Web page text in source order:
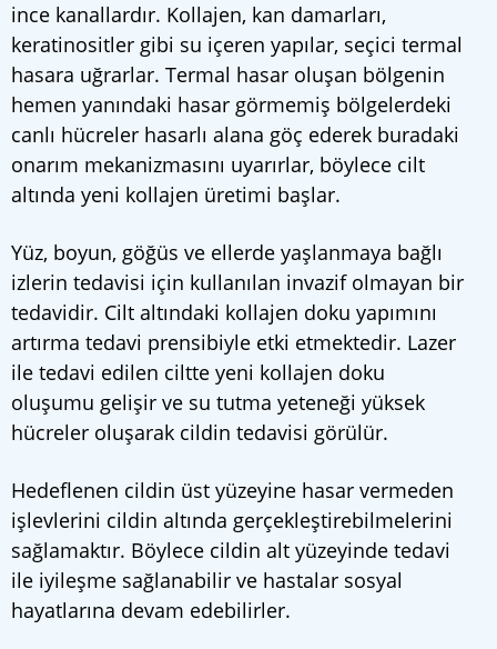
ince kanallardır. Kollajen, kan damarları,
keratinositler gibi su içeren yapılar, seçici termal
hasara uğrarlar. Termal hasar oluşan bölgenin
hemen yanındaki hasar görmemiş bölgelerdeki
canlı hücreler hasarlı alana göç ederek buradaki
onarım mekanizmasını uyarırlar, böylece cilt
altında yeni kollajen üretimi başlar.
Yüz, boyun, göğüs ve ellerde yaşlanmaya bağlı
izlerin tedavisi için kullanılan invazif olmayan bir
tedavidir. Cilt altındaki kollajen doku yapımını
artırma tedavi prensibiyle etki etmektedir. Lazer
ile tedavi edilen ciltte yeni kollajen doku
oluşumu gelişir ve su tutma yeteneği yüksek
hücreler oluşarak cildin tedavisi görülür.
Hedeflenen cildin üst yüzeyine hasar vermeden
işlevlerini cildin altında gerçekleştirebilmelerini
sağlamaktır. Böylece cildin alt yüzeyinde tedavi
ile iyileşme sağlanabilir ve hastalar sosyal
hayatlarına devam edebilirler.